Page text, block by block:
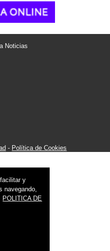
Noticias
- Política de Cookies
y
navegando,
POLITICA DE